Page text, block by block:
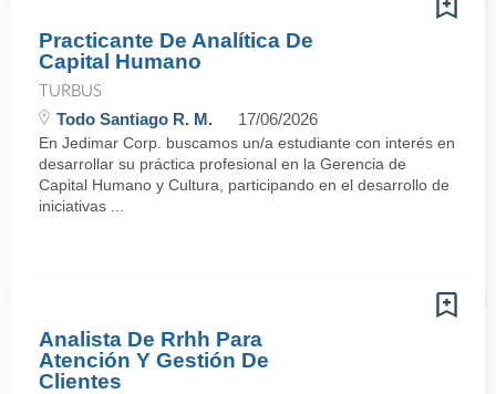
Practicante De Analítica De
Capital Humano
TURBUS
Todo Santiago R. M. 17/06/2026
En Jedimar Corp. buscamos un/a estudiante con interés en
desarrollar su práctica profesional en la Gerencia de
Capital Humano y Cultura, participando en el desarrollo de
iniciativas ...
Analista De Rrhh Para
Atención Y Gestión De
Clientes